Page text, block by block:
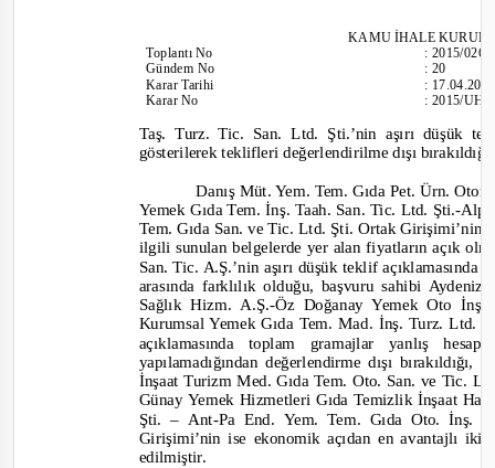
KAMU İHALE
ToplantıNo
Gündem No
Karar Tarihi
Karar No
:2015/026
:20
:
:2015/
Taş. Turz. Tic. San. Ltd. Şti.’nin aşırı düşük
gösterilerek teklifleri değerlendirilme dışı
Danış Müt. Yem. Tem. Gıda Pet. Ürn.
Yemek Gıda Tem. İnş. Taah. San. Tic. Ltd. Şti.-
Tem. Gıda San. ve Tic. Ltd. Şti. Ortak Girişimi’nin
ilgili sunulan belgelerde yer alan fiyatların açık
San. Tic. A.Ş.’nin aşırı düşük teklif
arasında farklılık olduğu, başvuru sahibi
Sağlık Hizm. A.Ş.-Öz Doğanay Yemek Oto
Kurumsal Yemek Gıda Tem. Mad. İnş. Turz. Ltd.
açıklamasında toplam gramajlar yanlış
yapılamadığından değerlendirme dışı
İnşaat Turizm Med. Gıda Tem. Oto. San. ve Tic.
Günay Yemek Hizmetleri Gıda Temizlik İnşaat
Şti. – Ant-Pa End. Yem. Tem. Gıda Oto. İnş.
Girişimi’nin ise ekonomik açıdan en avantajlı
edilmiştir.